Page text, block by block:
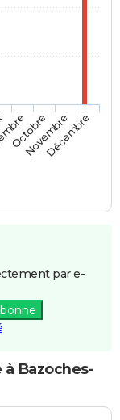
Octobre
Novembre
Décembre
par e-
Bazoches-